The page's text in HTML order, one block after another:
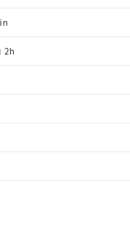
2h
記載しておりました。
完了していることから、特